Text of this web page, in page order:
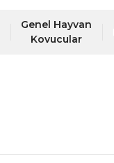
Genel Hayvan
Kovucular